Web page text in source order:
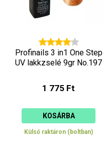
Profinails 3 in1 One Step
UV lakkzselé 9gr No.197
1 775 Ft
KOSÁRBA
Külső raktáron (boltban)